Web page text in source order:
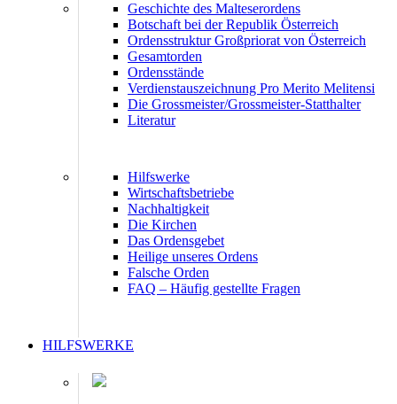
Geschichte des Malteserordens
Botschaft bei der Republik Österreich
Ordensstruktur Großpriorat von Österreich
Gesamtorden
Ordensstände
Verdienstauszeichnung Pro Merito Melitensi
Die Grossmeister/Grossmeister-Statthalter
Literatur
Hilfswerke
Wirtschaftsbetriebe
Nachhaltigkeit
Die Kirchen
Das Ordensgebet
Heilige unseres Ordens
Falsche Orden
FAQ – Häufig gestellte Fragen
HILFSWERKE